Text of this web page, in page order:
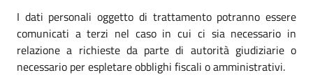
I dati personali oggetto di trattamento potranno essere
comunicati a terzi nel caso in cui ci sia necessario in
relazione a richieste da parte di autorità giudiziarie o
necessario per espletare obblighi fiscali o amministrativi.